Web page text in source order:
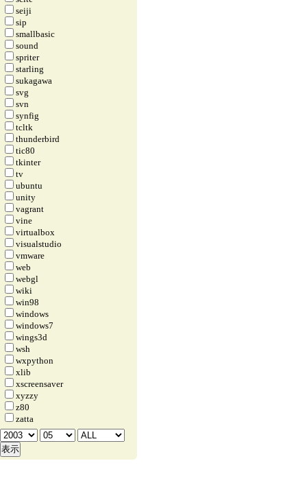
seiji
sip
smallbasic
sound
spriter
starling
sukagawa
svg
svn
synfig
tcltk
thunderbird
tic80
tkinter
tv
ubuntu
unity
vagrant
vine
virtualbox
visualstudio
vmware
web
webgl
wiki
win98
windows
windows7
wings3d
wsh
wxpython
xlib
xscreensaver
xyzzy
z80
zatta